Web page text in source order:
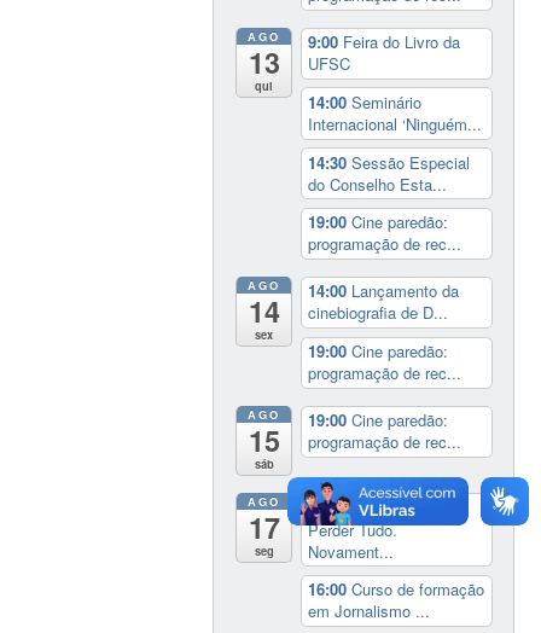
AGO
13
qui
9:00 Feira do Livro da
UFSC
14:00Seminário
Internacional ‘Ninguém...
14:30Sessão Especial
do Conselho Esta...
19:00Cine paredão:
programação de rec...
AGO
14
sex
14:00 Lançamento da
cinebiografia de D...
19:00Cine paredão:
programação de rec...
AGO
15
sáb
19:00Cine paredão:
programação de rec...
AGO
17
seg
dia inteiro
Exposição:
Perder Tudo.
Novament...
16:00Curso de formação
em Jornalismo ...